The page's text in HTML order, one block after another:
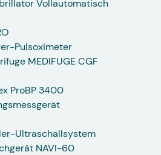
Vollautomatisch
Pulsoximeter
MEDIFUGE CGF
ProBP 3400
Ultraschallsystem
NAVI-60